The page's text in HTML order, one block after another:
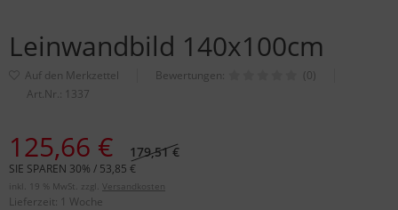
Leinwandbild 140x100cm
Bewertungen:
(0)
Art.Nr.: 1337
125,66 € 179,51 €
SIE SPAREN 30% / 53,85 €
inkl. 19 % MwSt. zzgl. Versandkosten
Lieferzeit: 1 Woche